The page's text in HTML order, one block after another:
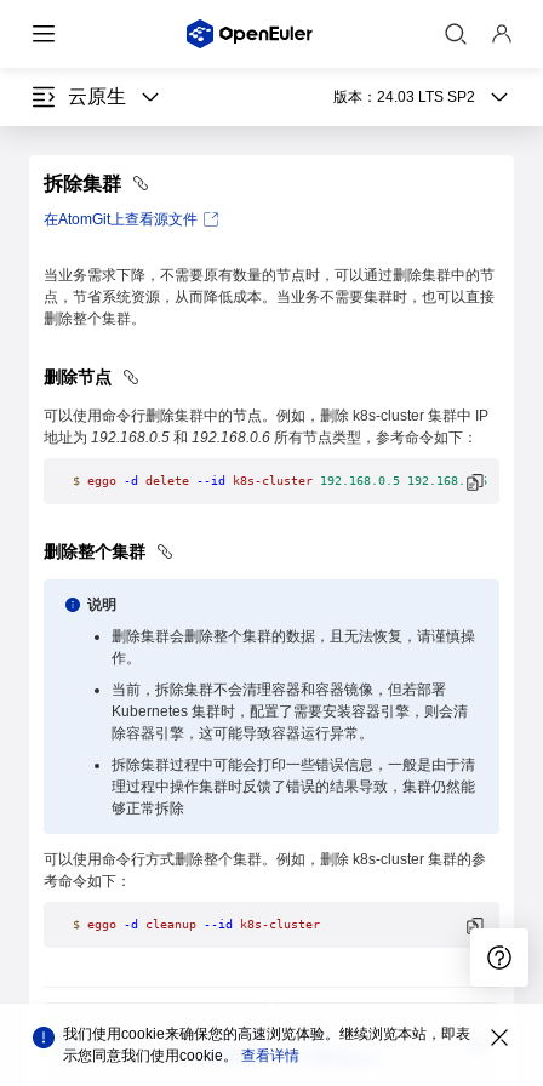
云原生 版本： 24.03 LTS SP2
拆除集群
在AtomGit上查看源文件
当业务需求下降，不需要原有数量的节点时，可以通过删除集群中的节
点，节省系统资源，从而降低成本。当业务不需要集群时，也可以直接
删除整个集群。
删除节点
可以使用命令行删除集群中的节点。例如，删除 k8s-cluster 集群中 IP
地址为 192.168.0.5 和 192.168.0.6 所有节点类型，参考命令如下：
$ eggo -d delete --id k8s-cluster 192.168.0.5 192.168.0.6
删除整个集群
说明
删除集群会删除整个集群的数据，且无法恢复，请谨慎操
作。
当前，拆除集群不会清理容器和容器镜像，但若部署
Kubernetes 集群时，配置了需要安装容器引擎，则会清
除容器引擎，这可能导致容器运行异常。
拆除集群过程中可能会打印一些错误信息，一般是由于清
理过程中操作集群时反馈了错误的结果导致，集群仍然能
够正常拆除
可以使用命令行方式删除整个集群。例如，删除 k8s-cluster 集群的参
考命令如下：
$ eggo -d cleanup --id k8s-cluster
上一篇
部署集群 运行测试pod
下一篇
我们使用cookie来确保您的高速浏览体验。继续浏览本站，即表
示您同意我们使用cookie。 查看详情